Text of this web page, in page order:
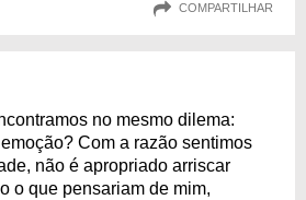
COMPARTILHAR
no mesmo dilema:
Com a razão sentimos
não é apropriado arriscar
o que pensariam de mim,